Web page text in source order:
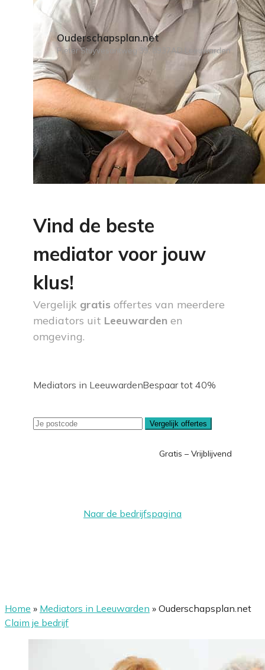
Ouderschapsplan.net
Pieter Stuyvesantweg 39, 8937AD Leeuwarden
Vind de beste
mediator voor jouw
klus!
Vergelijk gratis offertes van meerdere
mediators uit Leeuwarden en
omgeving.
Mediators in LeeuwardenBespaar tot 40%
Vergelijk offertes
Gratis – Vrijblijvend
Naar de bedrijfspagina
Home » Mediators in Leeuwarden » Ouderschapsplan.net
Claim je bedrijf